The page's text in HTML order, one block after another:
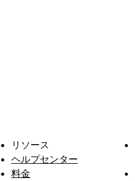
リソース
ヘルプセンター
料金